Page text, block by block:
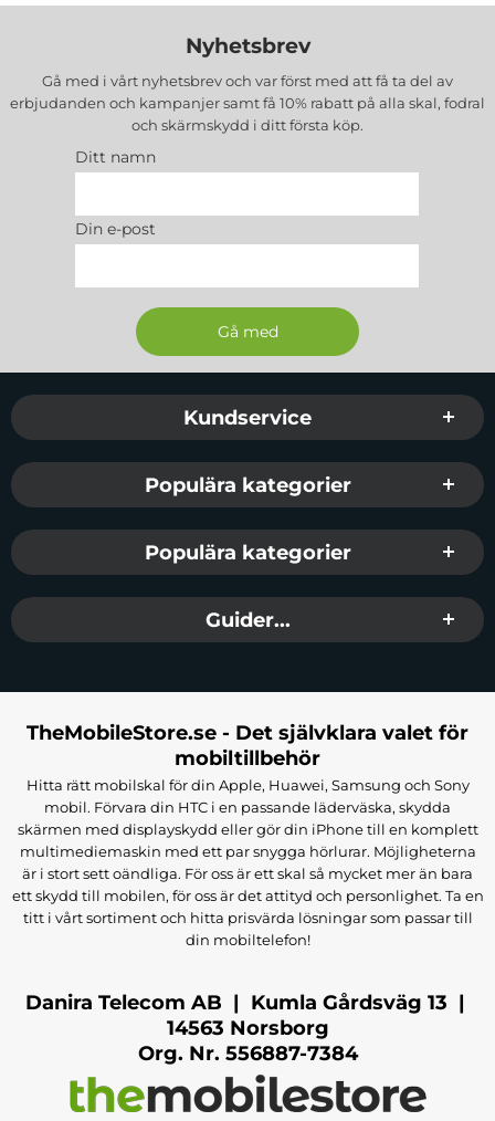
Nyhetsbrev
Gå med i vårt nyhetsbrev och var först med att få ta del av
erbjudanden och kampanjer samt få 10% rabatt på alla skal, fodral
och skärmskydd i ditt första köp.
Ditt namn
Din e-post
Sidfot Blandad info och länkar
Kundservice
Populära kategorier
Populära kategorier
Guider...
TheMobileStore.se - Det självklara valet för
mobiltillbehör
Hitta rätt mobilskal för din Apple, Huawei, Samsung och Sony
mobil. Förvara din HTC i en passande läderväska, skydda
skärmen med displayskydd eller gör din iPhone till en komplett
multimediemaskin med ett par snygga hörlurar. Möjligheterna
är i stort sett oändliga. För oss är ett skal så mycket mer än bara
ett skydd till mobilen, för oss är det attityd och personlighet. Ta en
titt i vårt sortiment och hitta prisvärda lösningar som passar till
din mobiltelefon!
Danira Telecom AB | Kumla Gårdsväg 13 |
14563 Norsborg
Org. Nr. 556887-7384